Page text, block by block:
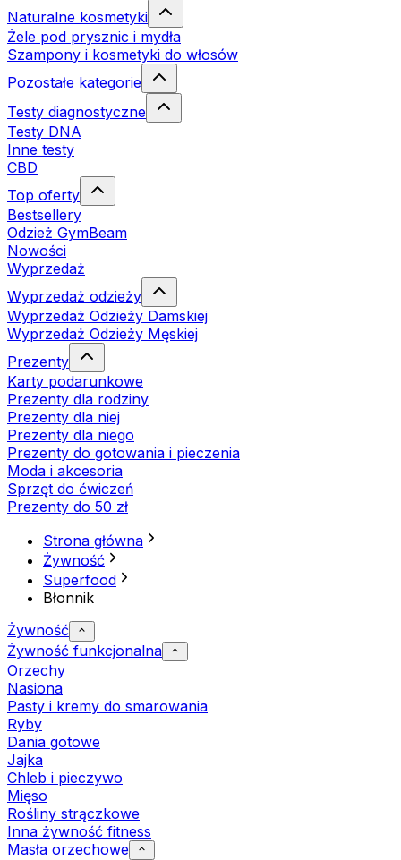
Naturalne kosmetyki
Żele pod prysznic i mydła
Szampony i kosmetyki do włosów
Pozostałe kategorie
Testy diagnostyczne
Testy DNA
Inne testy
CBD
Top oferty
Bestsellery
Odzież GymBeam
Nowości
Wyprzedaż
Wyprzedaż odzieży
Wyprzedaż Odzieży Damskiej
Wyprzedaż Odzieży Męskiej
Prezenty
Karty podarunkowe
Prezenty dla rodziny
Prezenty dla niej
Prezenty dla niego
Prezenty do gotowania i pieczenia
Moda i akcesoria
Sprzęt do ćwiczeń
Prezenty do 50 zł
Strona główna
Żywność
Superfood
Błonnik
Żywność
Żywność funkcjonalna
Orzechy
Nasiona
Pasty i kremy do smarowania
Ryby
Dania gotowe
Jajka
Chleb i pieczywo
Mięso
Rośliny strączkowe
Inna żywność fitness
Masła orzechowe